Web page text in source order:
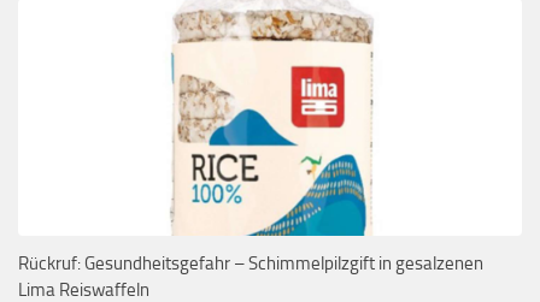
Rückruf: Gesundheitsgefahr – Schimmelpilzgift in gesalzenen
Lima Reiswaffeln